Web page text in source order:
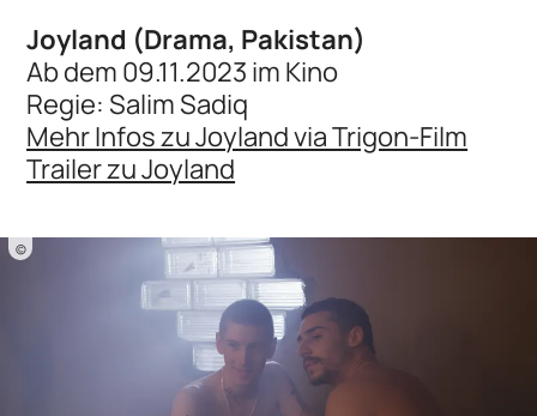
Joyland (Drama, Pakistan)
Ab dem 09.11.2023 im Kino
Regie: Salim Sadiq
Mehr Infos zu Joyland via Trigon-Film
Trailer zu Joyland
©